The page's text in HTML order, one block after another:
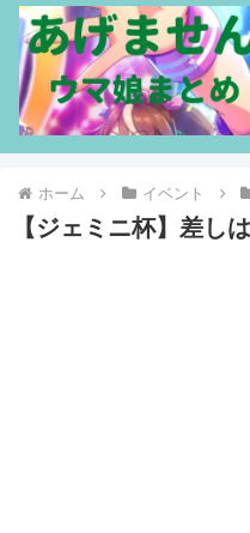
ホーム イベント
【ジェミニ杯】差し